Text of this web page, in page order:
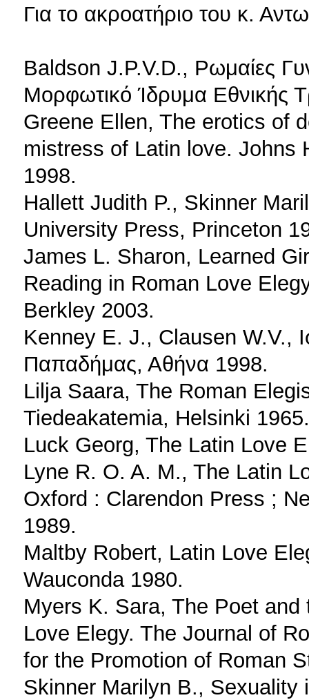
Για το ακροατήριο του κ.
Baldson J.P.V.D., Ρωμαίες
Μορφωτικό Ίδρυμα Εθνικής
Greene Ellen, The erotics of
mistress of Latin love. Johns
1998.
Hallett Judith P., Skinner
University Press, Princeton
James L. Sharon, Learned
Reading in Roman Love
Berkley 2003.
Kenney E. J., Clausen W.V.,
Παπαδήμας, Αθήνα 1998.
Lilja Saara, The Roman
Tiedeakatemia, Helsinki 1965.
Luck Georg, The Latin Love
Lyne R. O. A. M., The Latin
Oxford : Clarendon Press ;
1989.
Maltby Robert, Latin Love
Wauconda 1980.
Myers K. Sara, The Poet
Love Elegy. The Journal of
for the Promotion of Roman
Skinner Marilyn B., Sexuality